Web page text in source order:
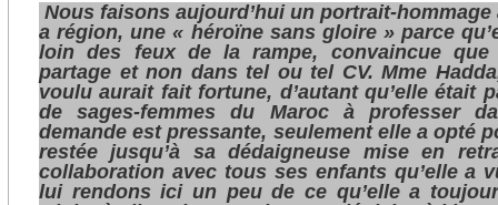
Nous faisons aujourd’hui un portrait-hommage
a région, une « héroïne sans gloire » parce
loin des feux de la rampe, convaincue que
partage et non dans tel ou tel CV. Mme
voulu aurait fait fortune, d’autant qu’elle était
de sages-femmes du Maroc à professer
demande est pressante, seulement elle a opté
restée jusqu’à sa dédaigneuse mise en
collaboration avec tous ses enfants qu’elle a
lui rendons ici un peu de ce qu’elle a